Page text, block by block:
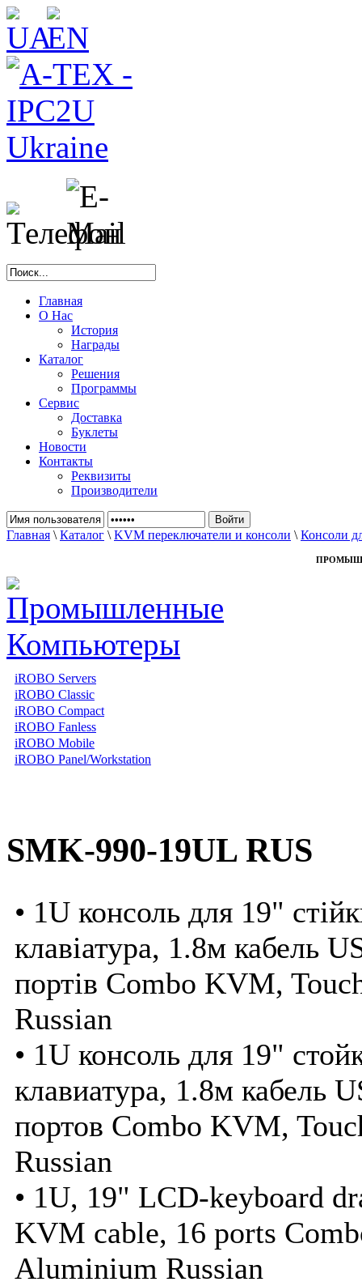
Главная
О Нас
История
Награды
Каталог
Решения
Программы
Сервис
Доставка
Буклеты
Новости
Контакты
Реквизиты
Производители
Главная \ Каталог \ KVM переключатели и консоли \ Консоли
iROBO Servers
iROBO Classic
iROBO Compact
iROBO Fanless
iROBO Mobile
iROBO Panel/Workstation
SMK-990-19UL RUS
• 1U консоль для 19"
клавіатура, 1.8м кабель
портів Combo KVM,
Russian
• 1U консоль для 19"
клавиатура, 1.8м кабель
портов Combo KVM,
Russian
• 1U, 19" LCD-keyboard
KVM cable, 16 ports
Aluminium Russian